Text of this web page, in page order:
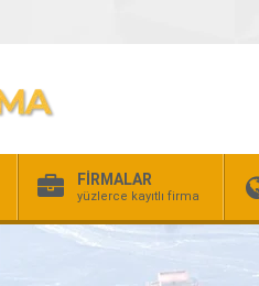
FİRMALAR
yüzlerce kayıtlı firma